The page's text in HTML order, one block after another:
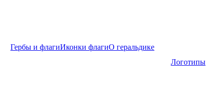
Логотипы
Гербы и флагиИконки флагиO геральдике